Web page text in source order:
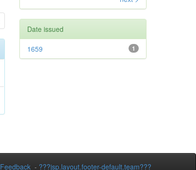
Date issued
1
1659
Feedback - ???jsp.layout.footer-default.team???